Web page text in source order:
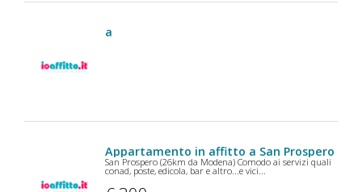
a
Appartamento in affitto a San Prospero
San Prospero (26km da Modena) Comodo ai servizi quali
conad, poste, edicola, bar e altro...e vici...